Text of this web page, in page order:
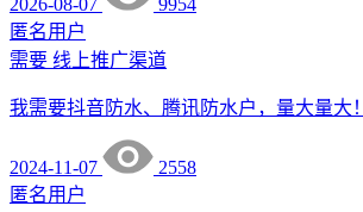
2026-08-07
9954
匿名用户
需要 线上推广渠道
我需要抖音防水、腾讯防水户，量大量大！
2024-11-07
2558
匿名用户